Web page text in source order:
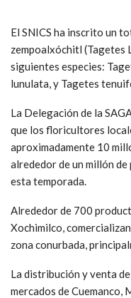
El SNICS ha inscrito un
zempoalxóchitl (Tagetes
siguientes especies:
lunulata, y Tagetes
La Delegación de la
que los floricultores
aproximadamente 10
alrededor de un millón
esta temporada.
Alrededor de 700
Xochimilco,
zona conurbada,
La distribución y venta
mercados de Cuemanco,